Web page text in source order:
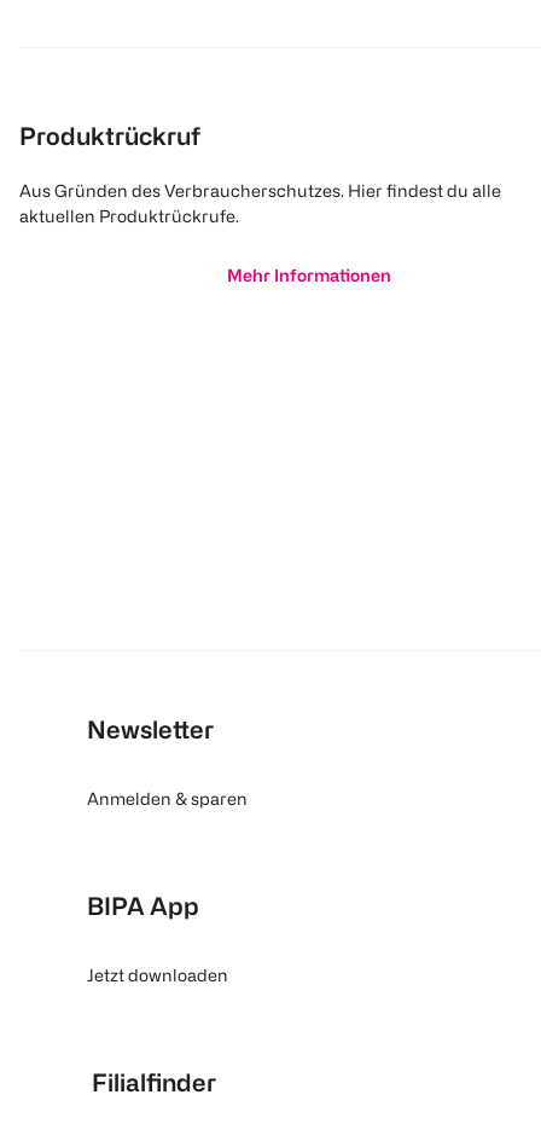
Produktrückruf
Aus Gründen des Verbraucherschutzes. Hier findest du alle
aktuellen Produktrückrufe.
Mehr Informationen
Newsletter
Anmelden & sparen
BIPA App
Jetzt downloaden
Filialfinder